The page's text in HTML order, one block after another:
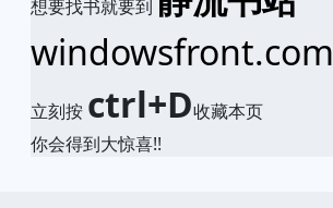
想要找书就要到
windowsfront.com
立刻按 ctrl+D收藏本页
你会得到大惊喜!!